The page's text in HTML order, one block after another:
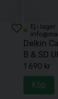
Ej i
Delkin
B & SD
C to A
1 690 kr
Köp